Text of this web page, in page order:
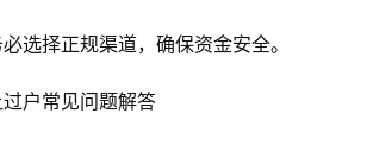
选择正规渠道，确保资金安全。
户常见问题解答